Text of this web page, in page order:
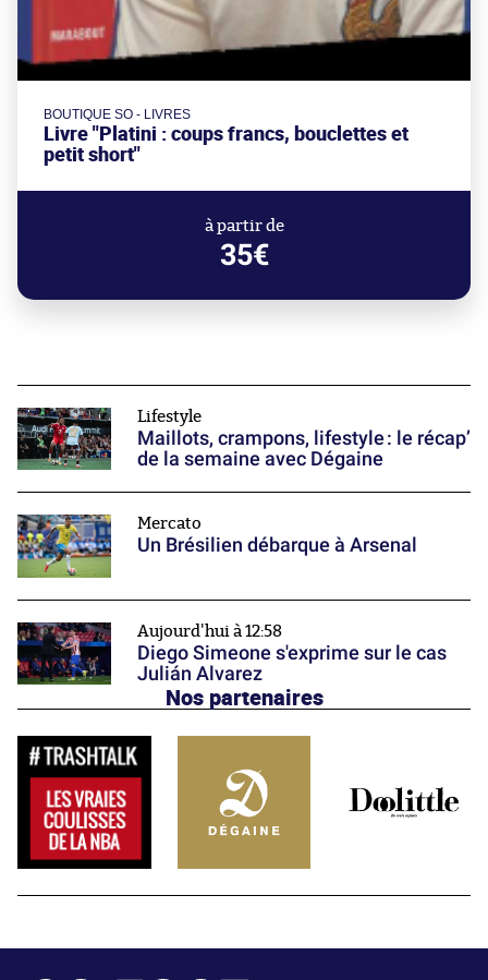
BOUTIQUE SO - LIVRES
Livre "Platini : coups francs, bouclettes et
petit short"
à partir de
35€
Lifestyle
Maillots, crampons, lifestyle : le récap’
de la semaine avec Dégaine
Mercato
Un Brésilien débarque à Arsenal
Aujourd'hui à 12:58
Diego Simeone s'exprime sur le cas
Julián Alvarez
Nos partenaires